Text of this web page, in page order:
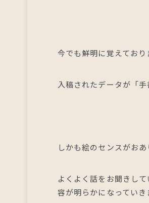
今でも鮮明に覚えており
入稿されたデータが「
しかも絵のセンスがお
よくよく話をお聞きし
容が明らかになっていき